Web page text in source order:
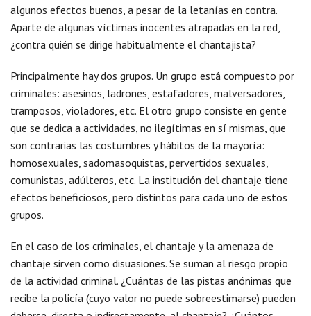
algunos efectos buenos, a pesar de la letanías en contra.
Aparte de algunas víctimas inocentes atrapadas en la red,
¿contra quién se dirige habitualmente el chantajista?
Principalmente hay dos grupos. Un grupo está compuesto por
criminales: asesinos, ladrones, estafadores, malversadores,
tramposos, violadores, etc. El otro grupo consiste en gente
que se dedica a actividades, no ilegítimas en sí mismas, que
son contrarias las costumbres y hábitos de la mayoría:
homosexuales, sadomasoquistas, pervertidos sexuales,
comunistas, adúlteros, etc. La institución del chantaje tiene
efectos beneficiosos, pero distintos para cada uno de estos
grupos.
En el caso de los criminales, el chantaje y la amenaza de
chantaje sirven como disuasiones. Se suman al riesgo propio
de la actividad criminal. ¿Cuántas de las pistas anónimas que
recibe la policía (cuyo valor no puede sobreestimarse) pueden